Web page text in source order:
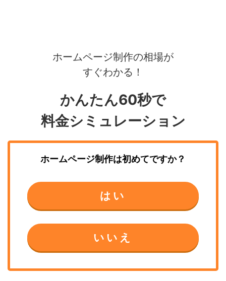
ホームページ制作の相場が
すぐわかる！
かんたん60秒で
料金シミュレーション
ホームページ制作は初めてですか？
はい
いいえ